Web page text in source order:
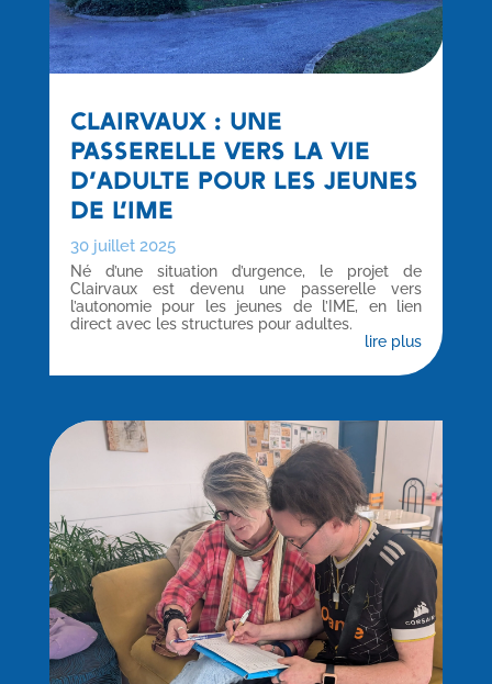
CLAIRVAUX : UNE
PASSERELLE VERS LA VIE
D’ADULTE POUR LES JEUNES
DE L’IME
30 juillet 2025
Né d’une situation d’urgence, le projet de
Clairvaux est devenu une passerelle vers
l’autonomie pour les jeunes de l’IME, en lien
direct avec les structures pour adultes.
lire plus